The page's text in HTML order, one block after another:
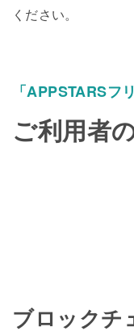
ください。
「APPSTARSフ
ご利用者
ブロックチ